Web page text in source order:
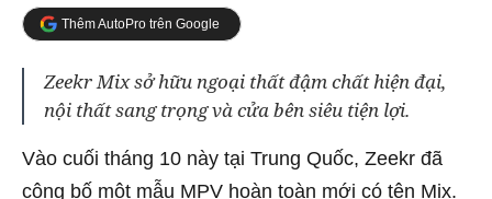
Thêm AutoPro trên Google
Zeekr Mix sở hữu ngoại thất đậm chất hiện đại,
nội thất sang trọng và cửa bên siêu tiện lợi.
Vào cuối tháng 10 này tại Trung Quốc, Zeekr đã
công bố một mẫu MPV hoàn toàn mới có tên Mix.